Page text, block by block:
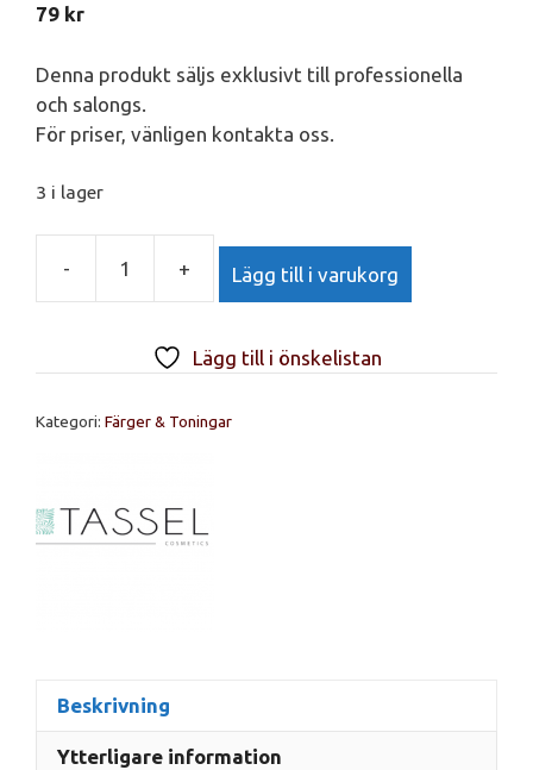
79 kr
Denna produkt säljs exklusivt till professionella
och salongs.
För priser, vänligen kontakta oss.
3 i lager
-
TASSEL
medium
blonde
+ Lägg till i varukorg
Lägg till i önskelistan
Kategori: Färger & Toningar
Beskrivning
Ytterligare information